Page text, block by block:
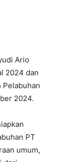
Ario
2024 dan
Pelabuhan
2024.
PT
umum,